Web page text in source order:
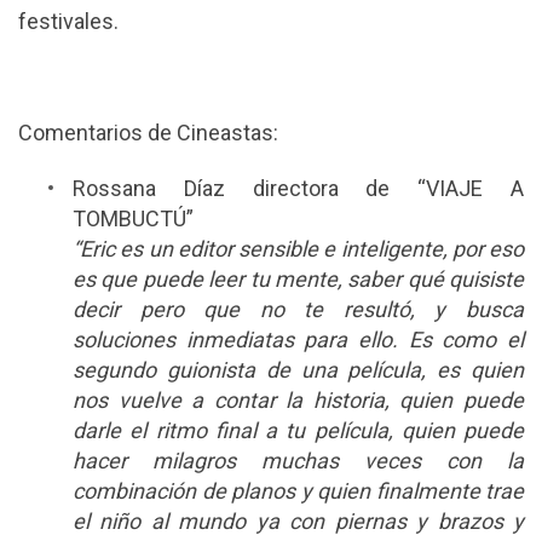
festivales.
Comentarios de Cineastas:
Rossana Díaz directora de “VIAJE A
TOMBUCTÚ”
“Eric es un editor sensible e inteligente, por eso
es que puede leer tu mente, saber qué quisiste
decir pero que no te resultó, y busca
soluciones inmediatas para ello. Es como el
segundo guionista de una película, es quien
nos vuelve a contar la historia, quien puede
darle el ritmo final a tu película, quien puede
hacer milagros muchas veces con la
combinación de planos y quien finalmente trae
el niño al mundo ya con piernas y brazos y